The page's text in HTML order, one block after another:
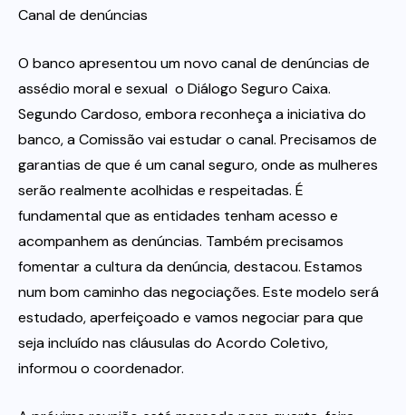
Canal de denúncias
O banco apresentou um novo canal de denúncias de
assédio moral e sexual  o Diálogo Seguro Caixa.
Segundo Cardoso, embora reconheça a iniciativa do
banco, a Comissão vai estudar o canal. Precisamos de
garantias de que é um canal seguro, onde as mulheres
serão realmente acolhidas e respeitadas. É
fundamental que as entidades tenham acesso e
acompanhem as denúncias. Também precisamos
fomentar a cultura da denúncia, destacou. Estamos
num bom caminho das negociações. Este modelo será
estudado, aperfeiçoado e vamos negociar para que
seja incluído nas cláusulas do Acordo Coletivo,
informou o coordenador.